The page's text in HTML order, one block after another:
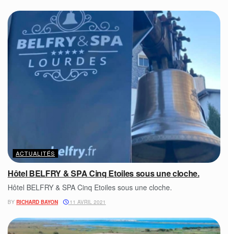
ACTUALITÉS
Hôtel BELFRY & SPA Cinq Etoiles sous une cloche.
Hôtel BELFRY & SPA Cinq Etoiles sous une cloche.
BY RICHARD BAYON 11 AVRIL 2021